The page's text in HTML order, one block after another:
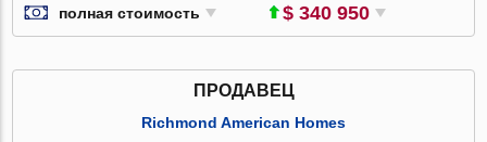
полная стоимость $ 340 950
ПРОДАВЕЦ
Richmond American Homes